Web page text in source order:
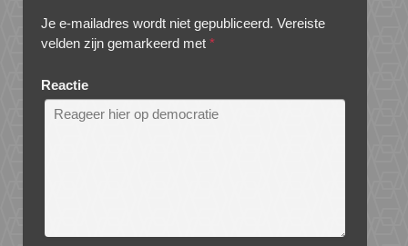
Je e-mailadres wordt niet gepubliceerd. Vereiste
velden zijn gemarkeerd met *
Reactie